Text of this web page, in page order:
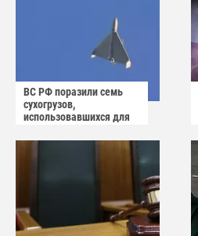
ВС РФ поразили семь
сухогрузов,
использовавшихся для